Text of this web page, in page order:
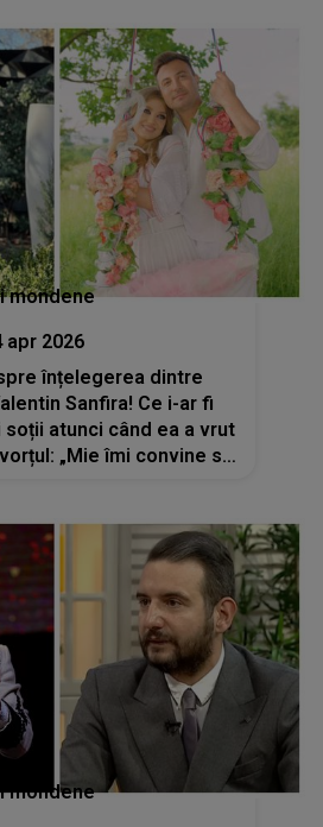
mondene
apr 2026
înțelegerea dintre
Sanfira! Ce i-ar fi
atunci când ea a vrut
„Mie îmi convine să
mondene